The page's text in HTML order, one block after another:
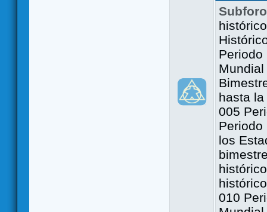
Periodo
hasta
005
Periodo
los
010